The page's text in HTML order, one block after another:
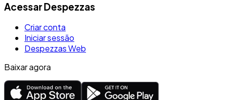
Acessar Despezzas
Criar conta
Iniciar sessão
Despezzas Web
Baixar agora